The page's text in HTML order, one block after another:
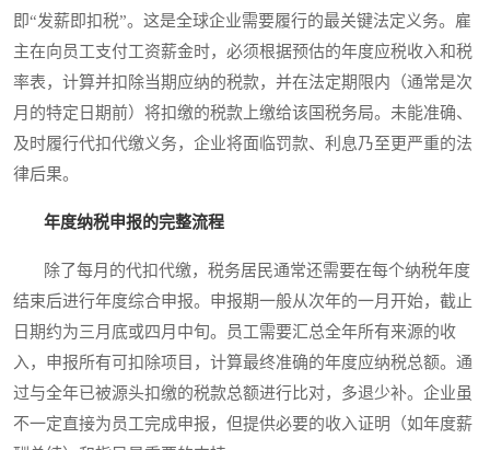
即“发薪即扣税”。这是全球企业需要履行的最关键法定义务。雇
主在向员工支付工资薪金时，必须根据预估的年度应税收入和税
率表，计算并扣除当期应纳的税款，并在法定期限内（通常是次
月的特定日期前）将扣缴的税款上缴给该国税务局。未能准确、
及时履行代扣代缴义务，企业将面临罚款、利息乃至更严重的法
律后果。
年度纳税申报的完整流程
除了每月的代扣代缴，税务居民通常还需要在每个纳税年度
结束后进行年度综合申报。申报期一般从次年的一月开始，截止
日期约为三月底或四月中旬。员工需要汇总全年所有来源的收
入，申报所有可扣除项目，计算最终准确的年度应纳税总额。通
过与全年已被源头扣缴的税款总额进行比对，多退少补。企业虽
不一定直接为员工完成申报，但提供必要的收入证明（如年度薪